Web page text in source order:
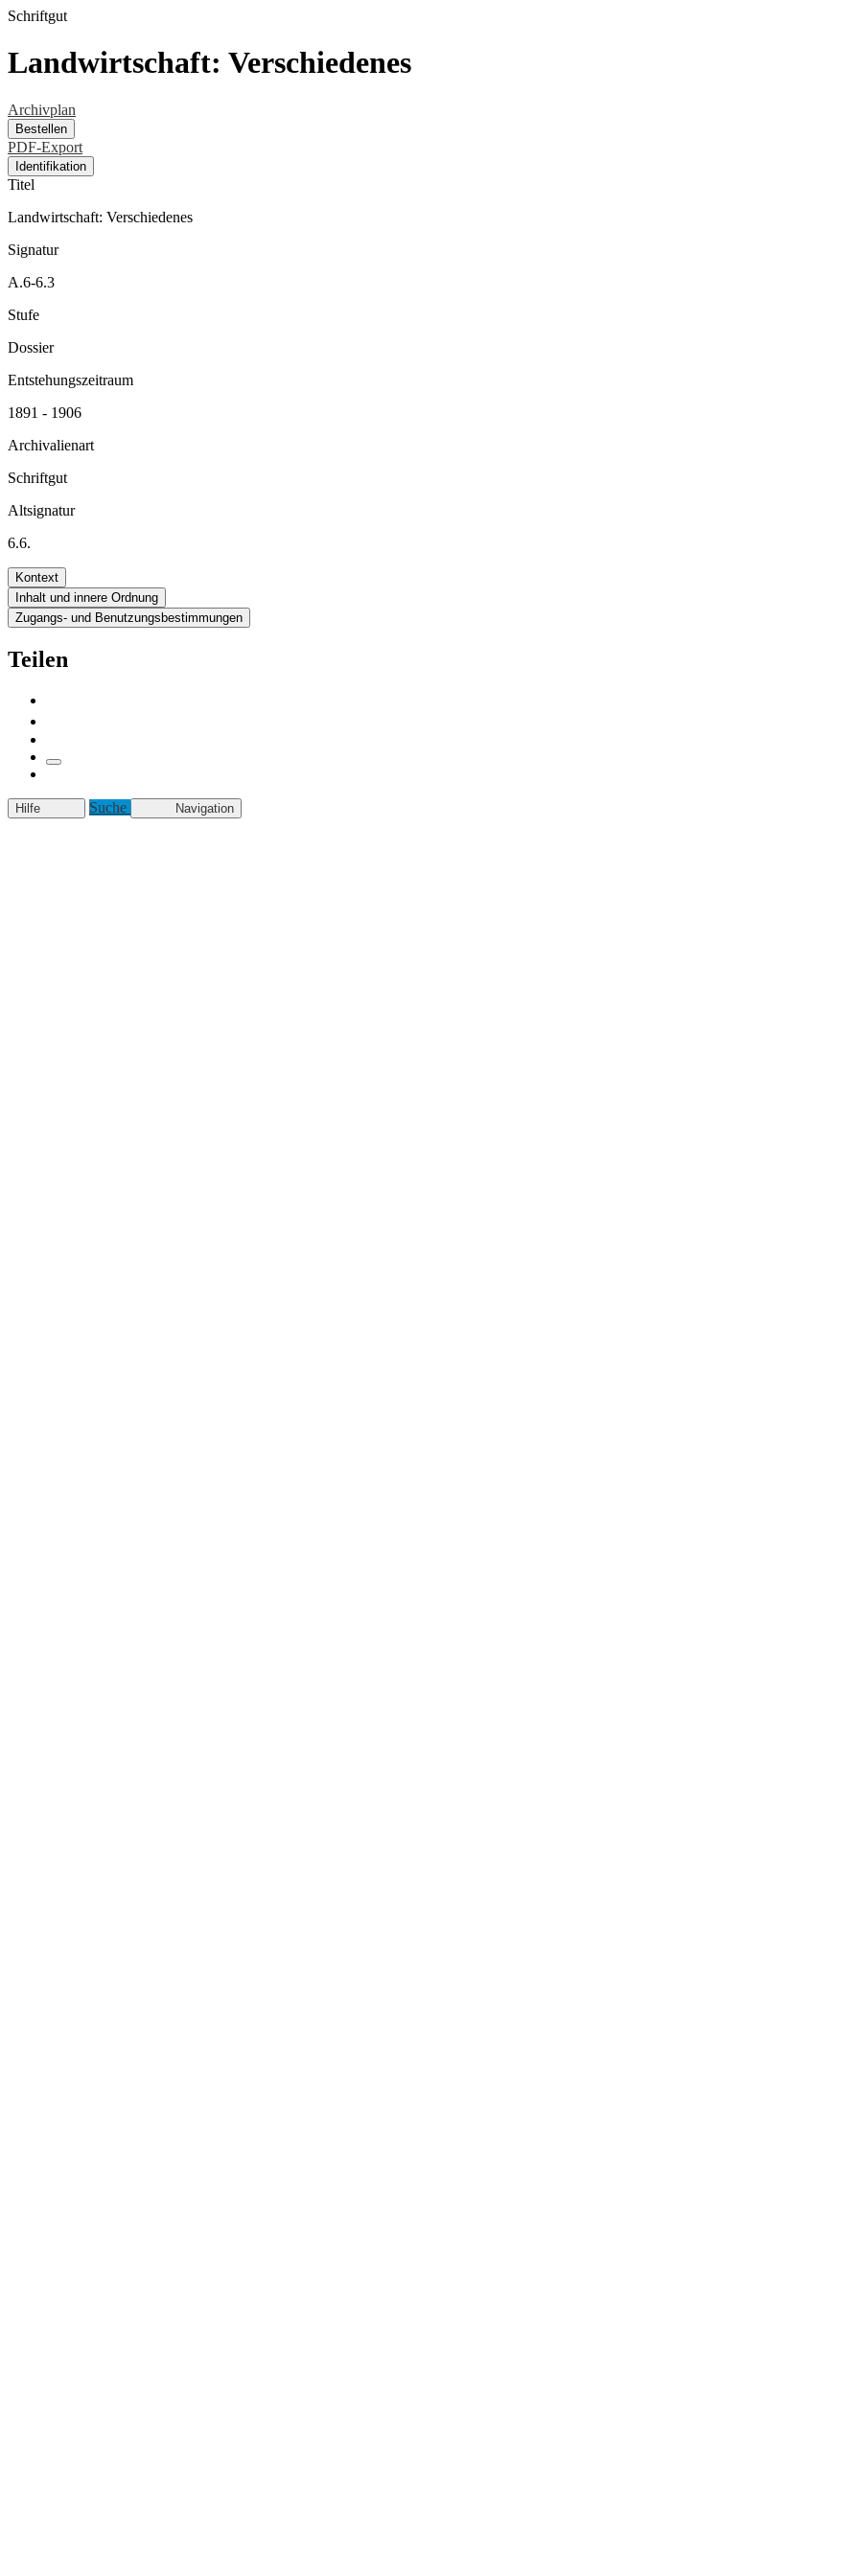
Schriftgut
Landwirtschaft: Verschiedenes
Archivplan
Bestellen
PDF-Export
Identifikation
Titel
Landwirtschaft: Verschiedenes
Signatur
A.6-6.3
Stufe
Dossier
Entstehungszeitraum
1891 - 1906
Archivalienart
Schriftgut
Altsignatur
6.6.
Kontext
Inhalt und innere Ordnung
Zugangs- und Benutzungsbestimmungen
Teilen
Hilfe Suche Navigation